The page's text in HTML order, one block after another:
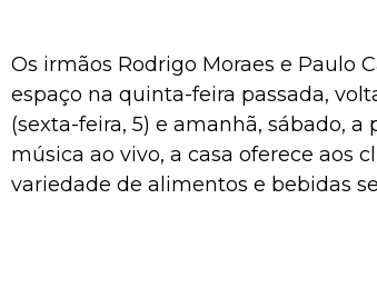
Os irmãos Rodrigo Moraes e Paulo
espaço na quinta-feira passada,
(sexta-feira, 5) e amanhã, sábado,
música ao vivo, a casa oferece aos
variedade de alimentos e bebidas